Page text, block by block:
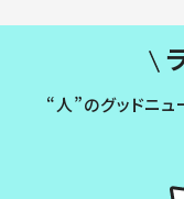
“人”のグッドニュ